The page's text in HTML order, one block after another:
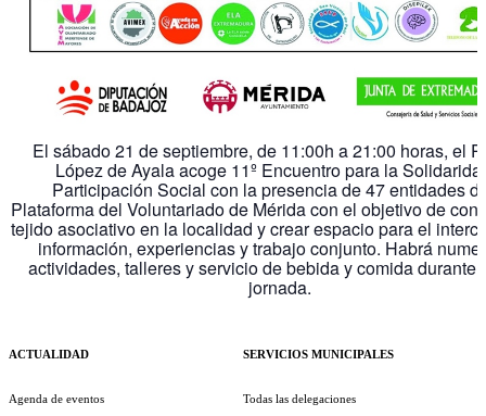
El sábado 21 de septiembre, de 11:00h a 21:00 horas, el
López de Ayala acoge 11º Encuentro para la
Participación Social con la presencia de 47 entidades
Plataforma del Voluntariado de Mérida con el objetivo de
tejido asociativo en la localidad y crear espacio para el
información, experiencias y trabajo conjunto. Habrá
actividades, talleres y servicio de bebida y comida durante
jornada.
ACTUALIDAD
Agenda de eventos
SERVICIOS MUNICIPALES
Todas las delegaciones